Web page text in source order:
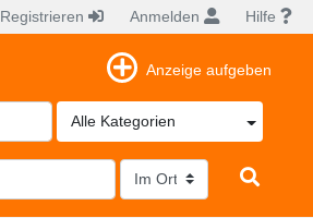
Registrieren Anmelden Hilfe
Anzeige aufgeben
Alle Kategorien